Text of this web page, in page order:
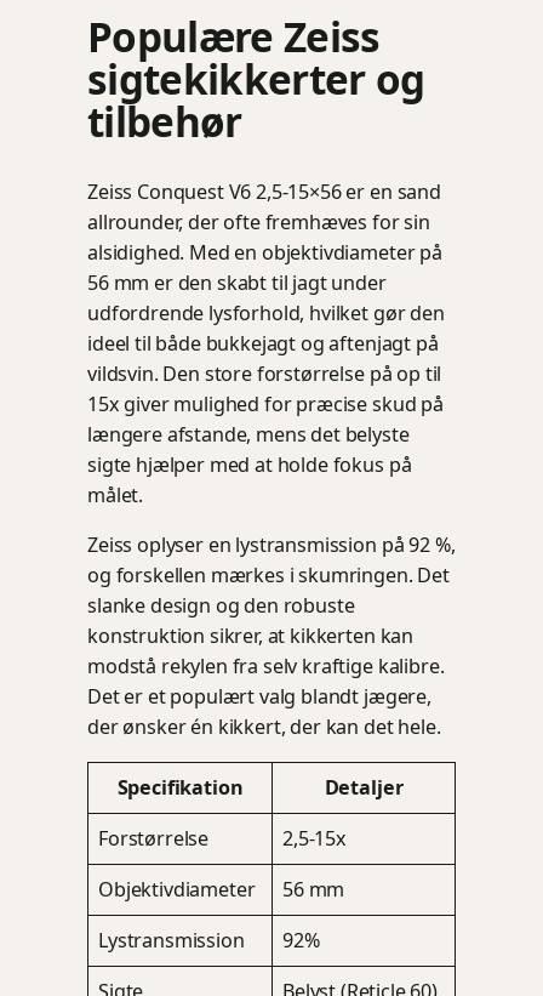
Populære Zeiss
sigtekikkerter og
tilbehør
Zeiss Conquest V6 2,5-15×56 er en sand
allrounder, der ofte fremhæves for sin
alsidighed. Med en objektivdiameter på
56 mm er den skabt til jagt under
udfordrende lysforhold, hvilket gør den
ideel til både bukkejagt og aftenjagt på
vildsvin. Den store forstørrelse på op til
15x giver mulighed for præcise skud på
længere afstande, mens det belyste
sigte hjælper med at holde fokus på
målet.
Zeiss oplyser en lystransmission på 92 %,
og forskellen mærkes i skumringen. Det
slanke design og den robuste
konstruktion sikrer, at kikkerten kan
modstå rekylen fra selv kraftige kalibre.
Det er et populært valg blandt jægere,
der ønsker én kikkert, der kan det hele.
Specifikation
Detaljer
Forstørrelse
2,5-15x
Objektivdiameter
56 mm
Lystransmission
92%